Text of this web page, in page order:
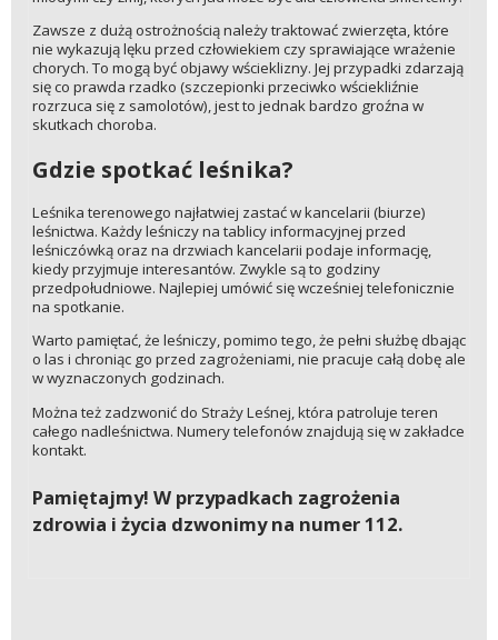
Zawsze z dużą ostrożnością należy traktować zwierzęta, które
nie wykazują lęku przed człowiekiem czy sprawiające wrażenie
chorych. To mogą być objawy wścieklizny. Jej przypadki zdarzają
się co prawda rzadko (szczepionki przeciwko wściekliźnie
rozrzuca się z samolotów), jest to jednak bardzo groźna w
skutkach choroba.
Gdzie spotkać leśnika?
Leśnika terenowego najłatwiej zastać w kancelarii (biurze)
leśnictwa. Każdy leśniczy na tablicy informacyjnej przed
leśniczówką oraz na drzwiach kancelarii podaje informację,
kiedy przyjmuje interesantów. Zwykle są to godziny
przedpołudniowe. Najlepiej umówić się wcześniej telefonicznie
na spotkanie.
Warto pamiętać, że leśniczy, pomimo tego, że pełni służbę dbając
o las i chroniąc go przed zagrożeniami, nie pracuje całą dobę ale
w wyznaczonych godzinach.
Można też zadzwonić do Straży Leśnej, która patroluje teren
całego nadleśnictwa. Numery telefonów znajdują się w zakładce
kontakt.
Pamiętajmy! W przypadkach zagrożenia
zdrowia i życia dzwonimy na numer 112.